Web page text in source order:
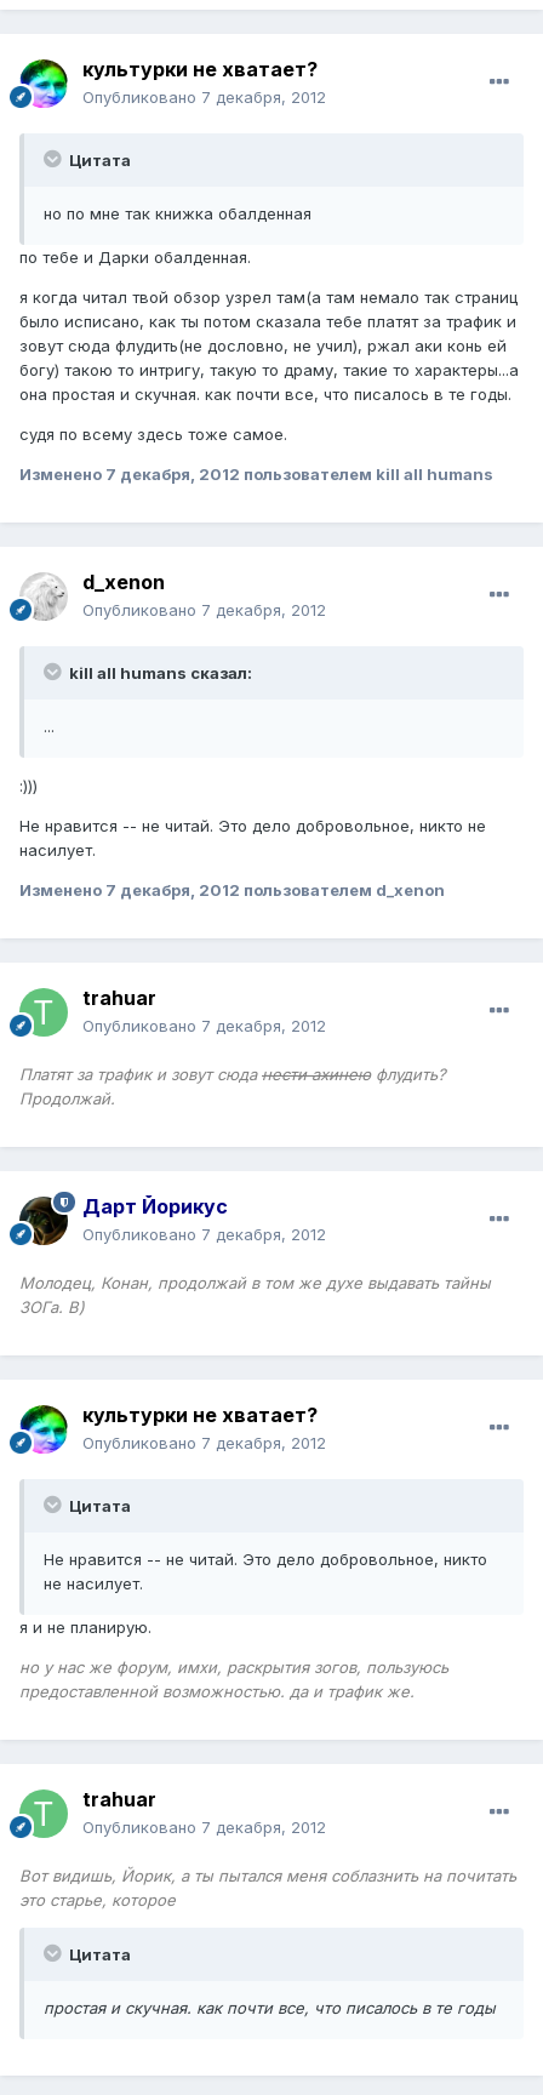
культурки не хватает?
Опубликовано 7 декабря, 2012
Цитата
но по мне так книжка обалденная
по тебе и Дарки обалденная.
я когда читал твой обзор узрел там(а там немало так страниц
было исписано, как ты потом сказала тебе платят за трафик и
зовут сюда флудить(не дословно, не учил), ржал аки конь ей
богу) такою то интригу, такую то драму, такие то характеры...а
она простая и скучная. как почти все, что писалось в те годы.
судя по всему здесь тоже самое.
Изменено 7 декабря, 2012 пользователем kill all humans
d_xenon
Опубликовано 7 декабря, 2012
kill all humans сказал:
...
:)))
Не нравится -- не читай. Это дело добровольное, никто не
насилует.
Изменено 7 декабря, 2012 пользователем d_xenon
trahuar
Опубликовано 7 декабря, 2012
Платят за трафик и зовут сюданести ахинеюфлудить?
Продолжай.
Дарт Йорикус
Опубликовано 7 декабря, 2012
Молодец, Конан, продолжай в том же духе выдавать тайны
ЗОГа. В)
культурки не хватает?
Опубликовано 7 декабря, 2012
Цитата
Не нравится -- не читай. Это дело добровольное, никто
не насилует.
я и не планирую.
но у нас же форум, имхи, раскрытия зогов, пользуюсь
предоставленной возможностью. да и трафик же.
trahuar
Опубликовано 7 декабря, 2012
Вот видишь, Йорик, а ты пытался меня соблазнить на почитать
это старье, которое
Цитата
простая и скучная. как почти все, что писалось в те годы